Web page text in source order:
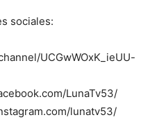
sociales:
UCGwWOxK_ieUU-
LunaTv53/
lunatv53/